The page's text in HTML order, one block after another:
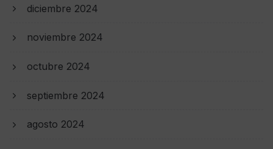
diciembre 2024
noviembre 2024
octubre 2024
septiembre 2024
agosto 2024